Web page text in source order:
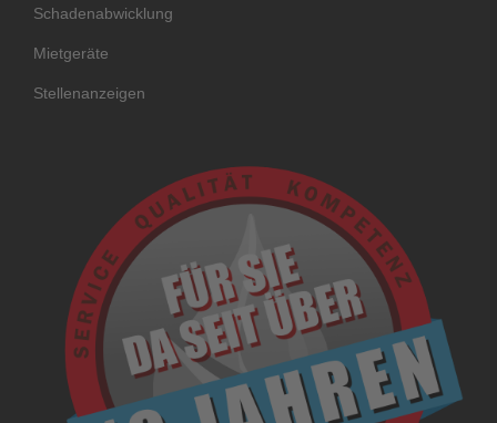
Schadenabwicklung
Mietgeräte
Stellenanzeigen